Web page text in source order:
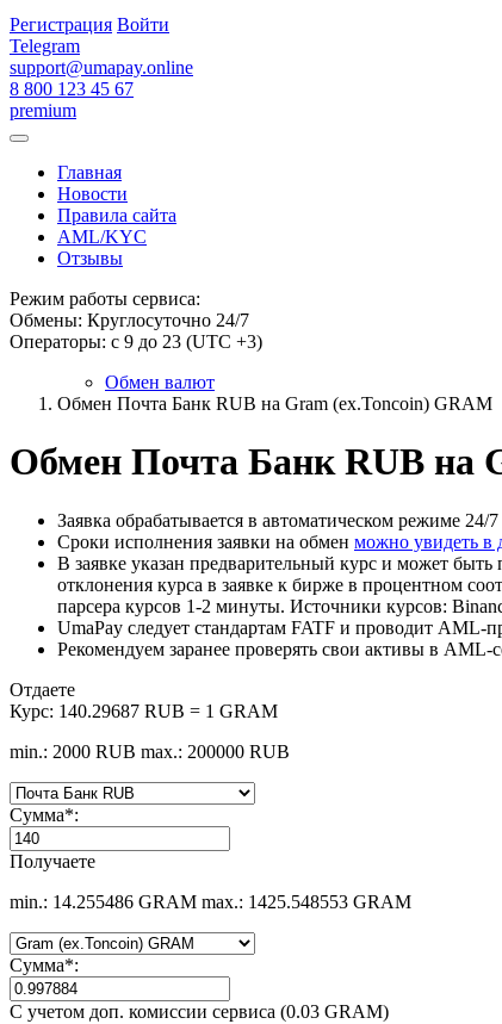
Регистрация Войти
Telegram
support@umapay.online
8 800 123 45 67
premium
Главная
Новости
Правила сайта
AML/KYC
Отзывы
Режим работы сервиса:
Обмены: Круглосуточно 24/7
Операторы: с 9 до 23 (UTC +3)
Обмен валют
Обмен Почта Банк RUB на Gram (ex.Toncoin) GRAM
Обмен Почта Банк RUB на
Заявка обрабатывается в автоматическом режиме 24/7
Сроки исполнения заявки на обмен можно увидеть в
В заявке указан предварительный курс и может
отклонения курса в заявке к бирже в процентном
парсера курсов 1-2 минуты. Источники курсов:
UmaPay следует стандартам FATF и проводит AML-
Рекомендуем заранее проверять свои активы в AML-
Отдаете
Курс: 140.29687 RUB = 1 GRAM
min.: 2000 RUB max.: 200000 RUB
Сумма*:
Получаете
min.: 14.255486 GRAM max.: 1425.548553 GRAM
Сумма*:
С учетом доп. комиссии сервиса (0.03 GRAM)